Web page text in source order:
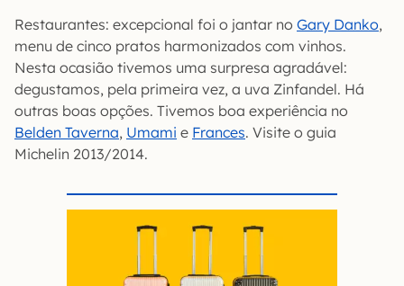
Restaurantes: excepcional foi o jantar no Gary Danko,
menu de cinco pratos harmonizados com vinhos.
Nesta ocasião tivemos uma surpresa agradável:
degustamos, pela primeira vez, a uva Zinfandel. Há
outras boas opções. Tivemos boa experiência no
Belden Taverna, Umami e Frances. Visite o guia
Michelin 2013/2014.